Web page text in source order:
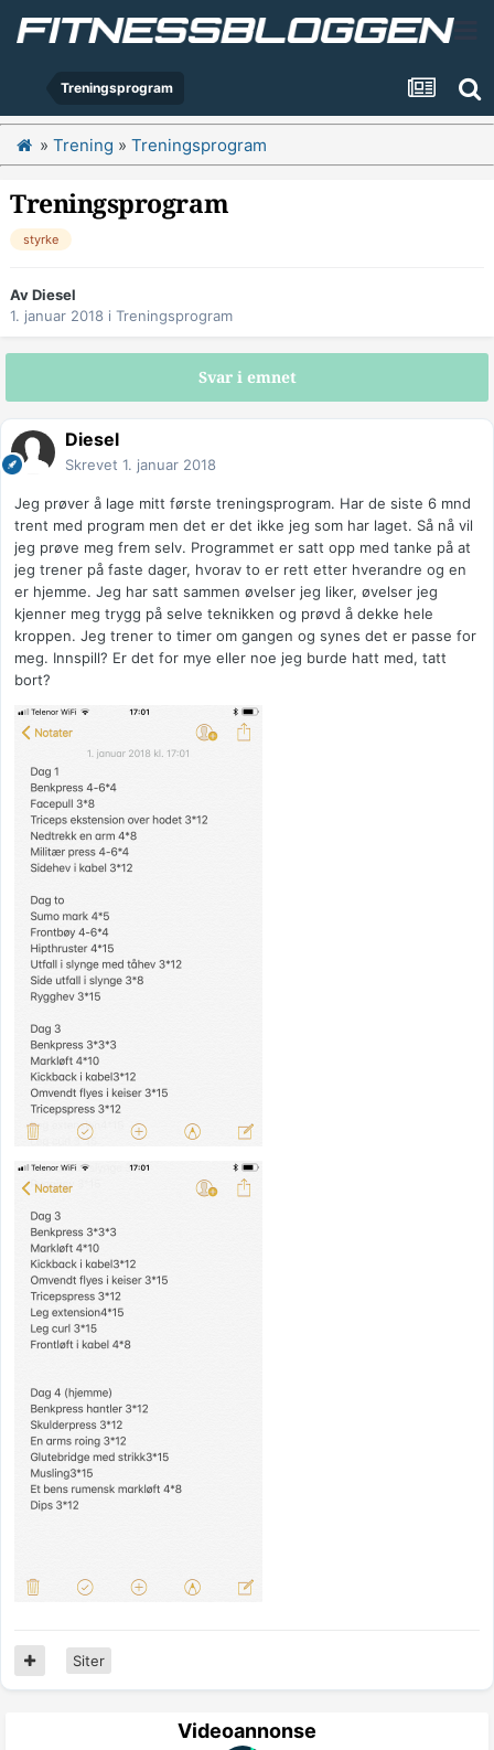
Treningsprogram
» Trening » Treningsprogram
Treningsprogram
styrke
AvDiesel
1. januar 2018 i Treningsprogram
Svar i emnet
Diesel
Skrevet 1. januar 2018
Jeg prøver å lage mitt første treningsprogram. Har de siste 6 mnd
trent med program men det er det ikke jeg som har laget. Så nå vil
jeg prøve meg frem selv. Programmet er satt opp med tanke på at
jeg trener på faste dager, hvorav to er rett etter hverandre og en
er hjemme. Jeg har satt sammen øvelser jeg liker, øvelser jeg
kjenner meg trygg på selve teknikken og prøvd å dekke hele
kroppen. Jeg trener to timer om gangen og synes det er passe for
meg. Innspill? Er det for mye eller noe jeg burde hatt med, tatt
bort?
Siter
Videoannonse